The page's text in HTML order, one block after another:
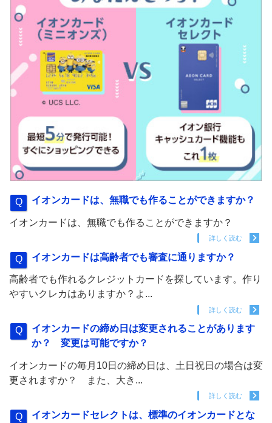
イオンカードは、無職でも作ることができますか？
イオンカードは、無職でも作ることができますか？
詳しく読む
イオンカードは高齢者でも審査に通りますか？
高齢者でも作れるクレジットカードを探しています。作り
やすいクレカはありますか？よ...
詳しく読む
イオンカードの締め日は変更されることがあります
か？ 変更は可能ですか？
イオンカードの毎月10日の締め日は、土日祝日の場合は変
更されますか？ また、大き...
詳しく読む
イオンカードセレクトは、標準のイオンカードとな